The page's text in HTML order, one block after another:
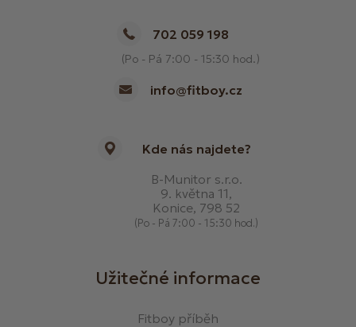
702 059 198
(Po - Pá 7:00 - 15:30 hod.)
info@fitboy.cz
Kde nás najdete?
B-Munitor s.r.o.
9. května 11,
Konice, 798 52
(Po - Pá 7:00 - 15:30 hod.)
Užitečné informace
Fitboy příběh